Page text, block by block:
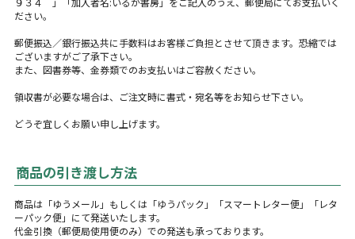
ださい。
郵便振込／銀行振込共に手数料はお客様ご負担とさせて頂きます。恐縮では
ございますがご了承下さい。
また、図書券等、金券類でのお支払いはご容赦ください。
領収書が必要な場合は、ご注文時に書式・宛名等をお知らせ下さい。
どうぞ宜しくお願い申し上げます。
商品の引き渡し方法
商品は「ゆうメール」もしくは「ゆうパック」「スマートレター便」「レタ
ーパック便」にて発送いたします。
代金引換（郵便局使用便のみ）での発送も承っております。